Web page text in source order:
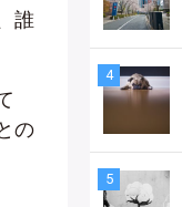
誰
の
4
5